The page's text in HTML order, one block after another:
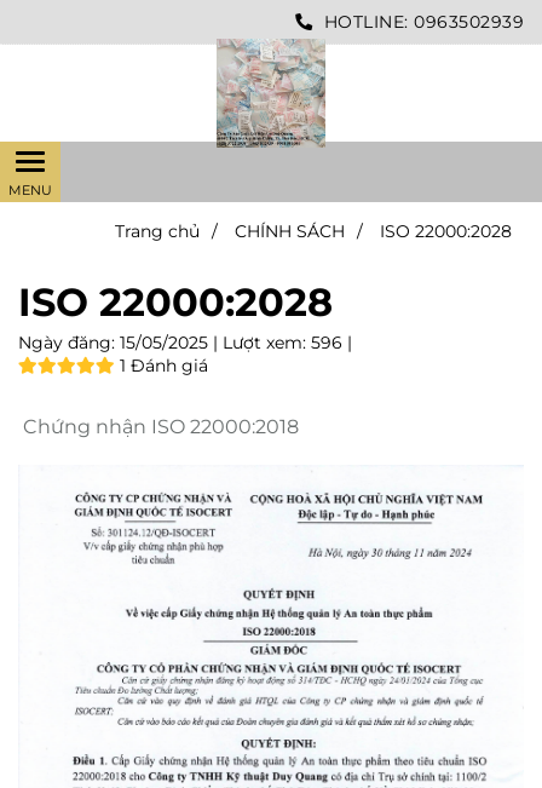
HOTLINE: 0963502939
Trang chủ / CHÍNH SÁCH / ISO 22000:2028
ISO 22000:2028
Ngày đăng: 15/05/2025 | Lượt xem: 596 |
1 Đánh giá
Chứng nhận ISO 22000:2018